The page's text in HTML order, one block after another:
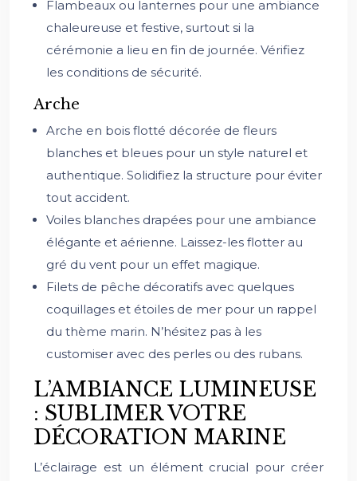
Flambeaux ou lanternes pour une ambiance
chaleureuse et festive, surtout si la
cérémonie a lieu en fin de journée. Vérifiez
les conditions de sécurité.
Arche
Arche en bois flotté décorée de fleurs
blanches et bleues pour un style naturel et
authentique. Solidifiez la structure pour éviter
tout accident.
Voiles blanches drapées pour une ambiance
élégante et aérienne. Laissez-les flotter au
gré du vent pour un effet magique.
Filets de pêche décoratifs avec quelques
coquillages et étoiles de mer pour un rappel
du thème marin. N’hésitez pas à les
customiser avec des perles ou des rubans.
L’AMBIANCE LUMINEUSE
: SUBLIMER VOTRE
DÉCORATION MARINE
L’éclairage est un élément crucial pour créer